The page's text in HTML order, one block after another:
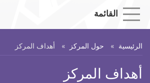
القائمة
الرئيسية حول المركز أهداف المركز
أهداف المركز